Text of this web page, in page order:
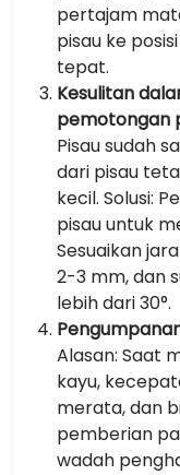
pertajam
pisau ke
tepat.
Kesulitan
pemotongan
Pisau sudah
dari pisau
kecil. Solusi:
pisau untuk
Sesuaikan
2-3 mm, dan
lebih dari 30°.
Alasan: Saat
kayu,
merata, dan
pemberian
wadah